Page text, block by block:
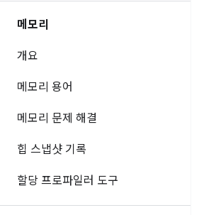
메모리
개요
메모리 용어
메모리 문제 해결
힙 스냅샷 기록
할당 프로파일러 도구